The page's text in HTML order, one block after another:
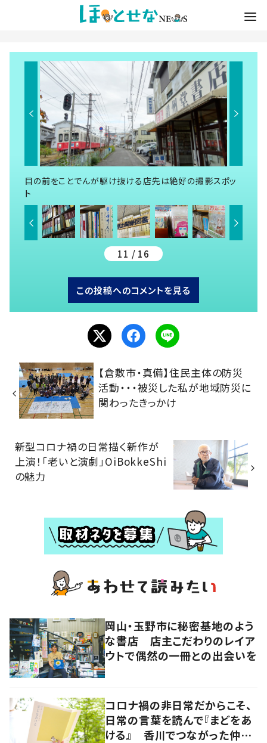
目の前をことでんが駆け抜ける店先は絶好の撮影スポッ
ト
11 / 16
この投稿へのコメントを見る
【倉敷市・真備】住民主体の防災
活動・・・被災した私が地域防災に
関わったきっかけ
新型コロナ禍の日常描く新作が
上演！「老いと演劇」OiBokkeShi
の魅力
岡山・玉野市に秘密基地のよう
な書店 店主こだわりのレイア
ウトで偶然の一冊との出会いを
コロナ禍の非日常だからこそ、
日常の言葉を読んで『まどをあ
ける』 香川でつながった仲間